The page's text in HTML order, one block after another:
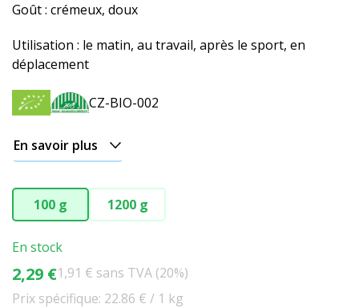
Goût : crémeux, doux
Utilisation : le matin, au travail, après le sport, en
déplacement
CZ-BIO-002
En savoir plus
100 g 1200 g
En stock
2,29 €1,91 € sans TVA (20%)
Prix spécifique: 22.86 € / 1 kg